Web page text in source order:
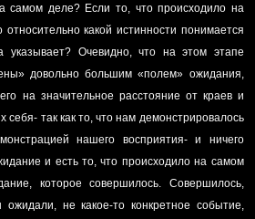
самом деле? Если то, что происходило на
какой истинности понимается
указывает? Очевидно, что на этом этапе
довольно большим «полем» ожидания,
на значительное расстояние от краев и
себя- так как то, что нам демонстрировалось
нашего восприятия- и ничего
и есть то, что происходило на самом
которое совершилось. Совершилось,
не какое-то конкретное событие,